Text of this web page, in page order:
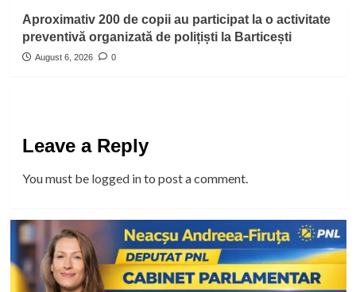
Aproximativ 200 de copii au participat la o activitate
preventivă organizată de polițiști la Barticești
August 6, 2026 0
Leave a Reply
You must be logged into post a comment.